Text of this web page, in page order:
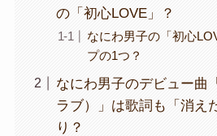
の「初心LOVE」？
なにわ男子の「初心
プの1つ？
なにわ男子のデビュー曲
ラブ）」は歌詞も「消え
り？